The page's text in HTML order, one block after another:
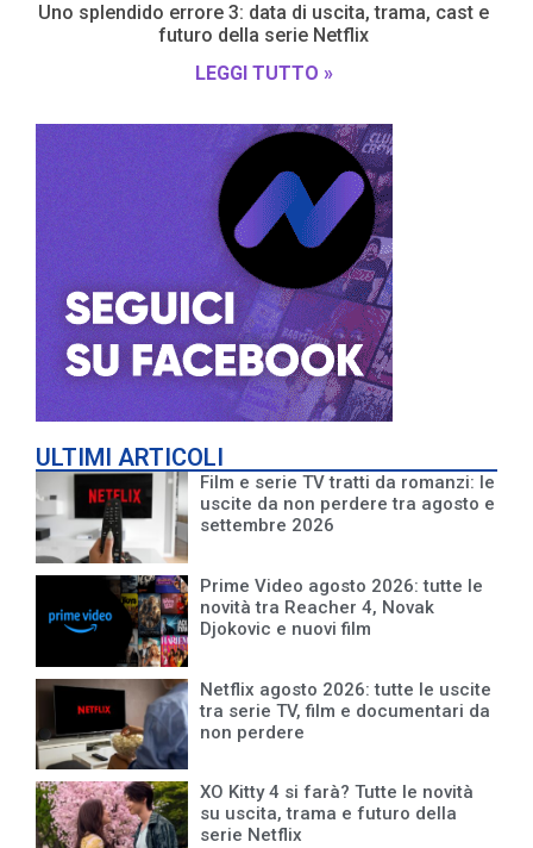
Uno splendido errore 3: data di uscita, trama, cast e
futuro della serie Netflix
LEGGI TUTTO »
ULTIMI ARTICOLI
Film e serie TV tratti da romanzi: le
uscite da non perdere tra agosto e
settembre 2026
Prime Video agosto 2026: tutte le
novità tra Reacher 4, Novak
Djokovic e nuovi film
Netflix agosto 2026: tutte le uscite
tra serie TV, film e documentari da
non perdere
XO Kitty 4 si farà? Tutte le novità
su uscita, trama e futuro della
serie Netflix